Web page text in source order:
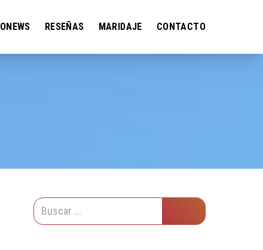
RESEÑAS MARIDAJE CONTACTO